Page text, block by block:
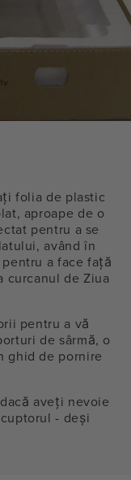
folia de plastic
aproape de o
pentru a se
având în
a face față
curcanul de Ziua
pentru a vă
de sârmă, o
ghid de pornire
aveți nevoie
- deși